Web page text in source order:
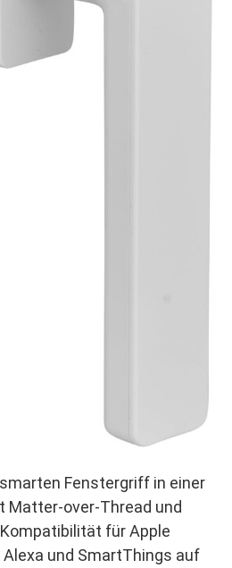
Fenstergriff in einer
Matter-over-Thread und
für Apple
Alexa und SmartThings auf